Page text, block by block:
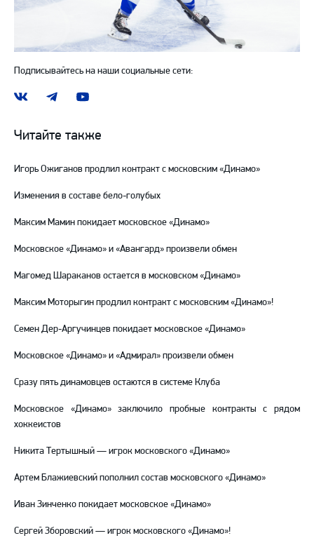
Подписывайтесь на наши социальные сети:
Наша
ВКонтакте
Наш
в
Telegram
Наш
YouTube
Читайте также
Игорь Ожиганов продлил контракт с московским «Динамо»
Изменения в составе бело-голубых
Максим Мамин покидает московское «Динамо»
Московское «Динамо» и «Авангард» произвели обмен
Магомед Шараканов остается в московском «Динамо»
Максим Моторыгин продлил контракт с московским «Динамо»!
Семен Дер-Аргучинцев покидает московское «Динамо»
Московское «Динамо» и «Адмирал» произвели обмен
Сразу пять динамовцев остаются в системе Клуба
Московское «Динамо» заключило пробные контракты с рядом
хоккеистов
Никита Тертышный — игрок московского «Динамо»
Артем Блажиевский пополнил состав московского «Динамо»
Иван Зинченко покидает московское «Динамо»
Сергей Зборовский — игрок московского «Динамо»!